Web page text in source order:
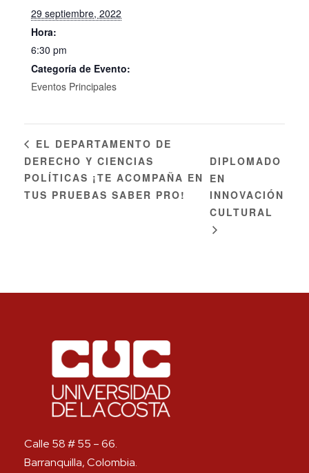
29 septiembre, 2022
Hora:
6:30 pm
Categoría de Evento:
Eventos Principales
EL DEPARTAMENTO DE
DERECHO Y CIENCIAS
POLÍTICAS ¡TE ACOMPAÑA EN
TUS PRUEBAS SABER PRO!
DIPLOMADO
EN
INNOVACIÓN
CULTURAL
Calle 58 # 55 – 66.
Barranquilla, Colombia.